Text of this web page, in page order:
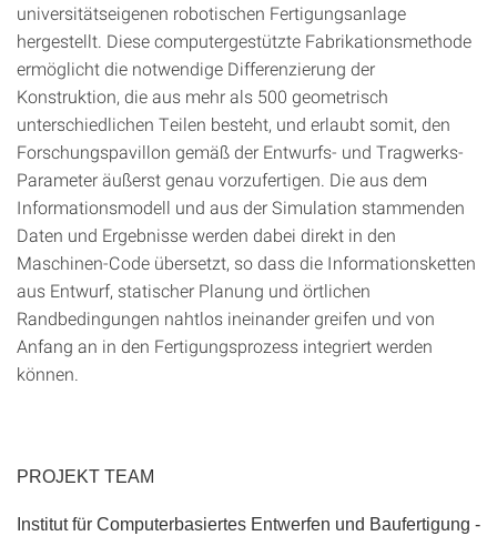
universitätseigenen robotischen Fertigungsanlage
hergestellt. Diese computergestützte Fabrikationsmethode
ermöglicht die notwendige Differenzierung der
Konstruktion, die aus mehr als 500 geometrisch
unterschiedlichen Teilen besteht, und erlaubt somit, den
Forschungspavillon gemäß der Entwurfs- und Tragwerks-
Parameter äußerst genau vorzufertigen. Die aus dem
Informationsmodell und aus der Simulation stammenden
Daten und Ergebnisse werden dabei direkt in den
Maschinen-Code übersetzt, so dass die Informationsketten
aus Entwurf, statischer Planung und örtlichen
Randbedingungen nahtlos ineinander greifen und von
Anfang an in den Fertigungsprozess integriert werden
können.
PROJEKT TEAM
Institut für Computerbasiertes Entwerfen und Baufertigung -